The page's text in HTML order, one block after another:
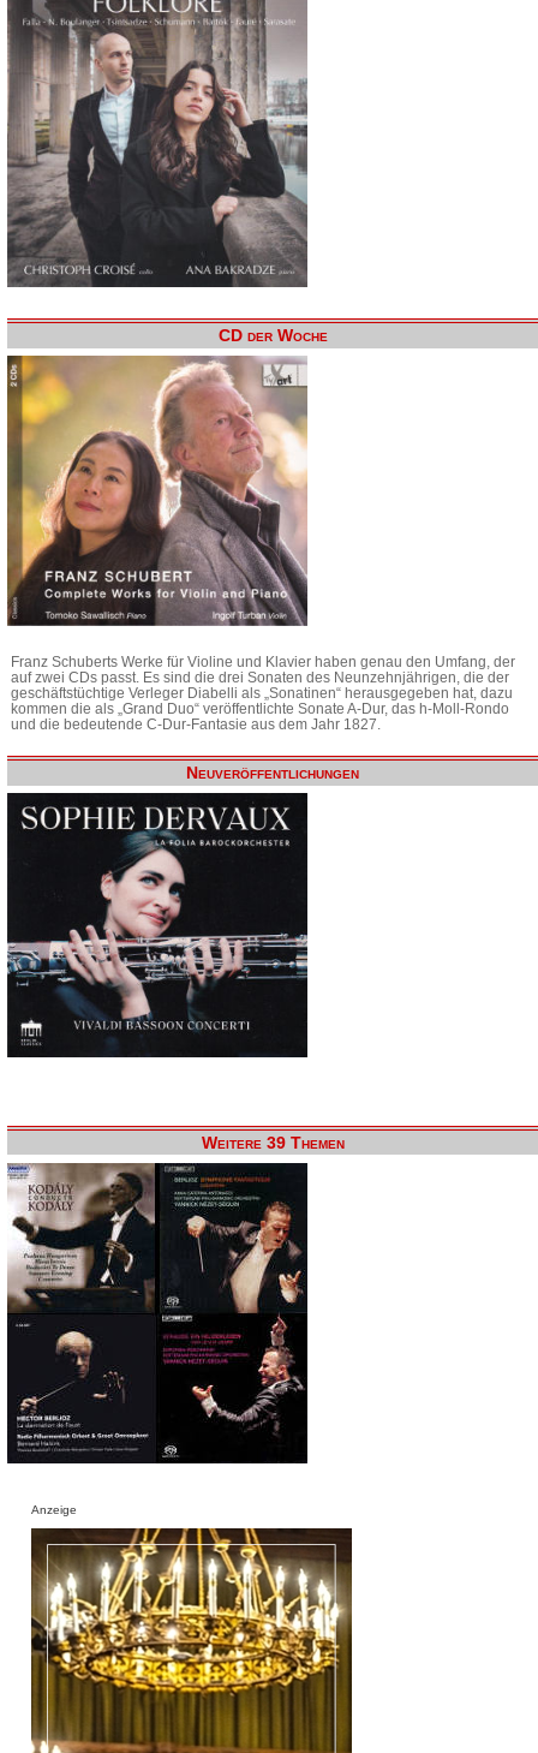
CD der Woche
Franz Schuberts Werke für Violine und Klavier haben genau den Umfang, der
auf zwei CDs passt. Es sind die drei Sonaten des Neunzehnjährigen, die der
geschäftstüchtige Verleger Diabelli als „Sonatinen“ herausgegeben hat, dazu
kommen die als „Grand Duo“ veröffentlichte Sonate A-Dur, das h-Moll-Rondo
und die bedeutende C-Dur-Fantasie aus dem Jahr 1827.
Neuveröffentlichungen
Weitere 39 Themen
Anzeige